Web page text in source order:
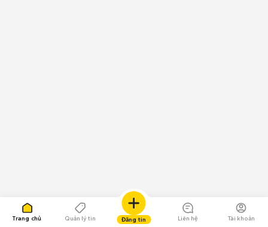
Trang chủ Quản lý tin Đăng tin Liên hệ Tài khoản